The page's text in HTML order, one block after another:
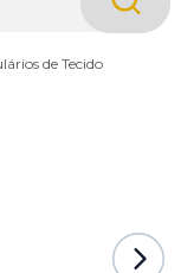
de Tecido